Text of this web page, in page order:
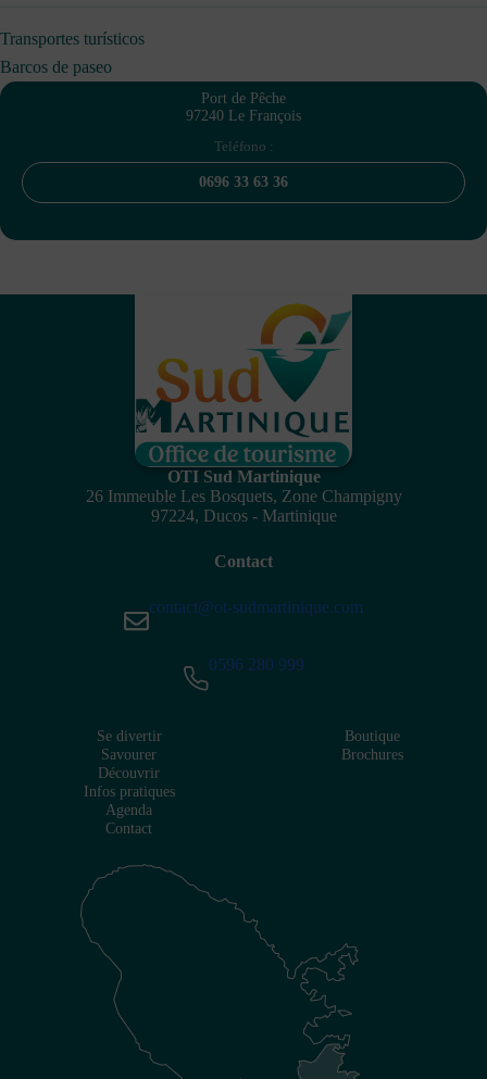
Transportes turísticos
Barcos de paseo
Port de Pêche
97240 Le François
Teléfono :
0696 33 63 36
OTI Sud Martinique
26 Immeuble Les Bosquets, Zone Champigny
97224, Ducos - Martinique
Contact
contact@ot-sudmartinique.com
0596 280 999
Se divertir
Savourer
Découvrir
Infos pratiques
Agenda
Contact
Boutique
Brochures